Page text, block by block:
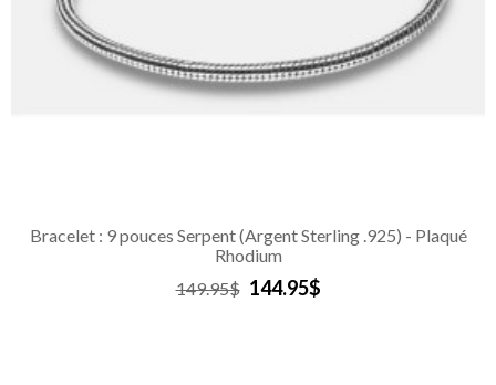
Bracelet : 9 pouces Serpent (Argent Sterling .925) - Plaqué
Rhodium
149.95$ 144.95$